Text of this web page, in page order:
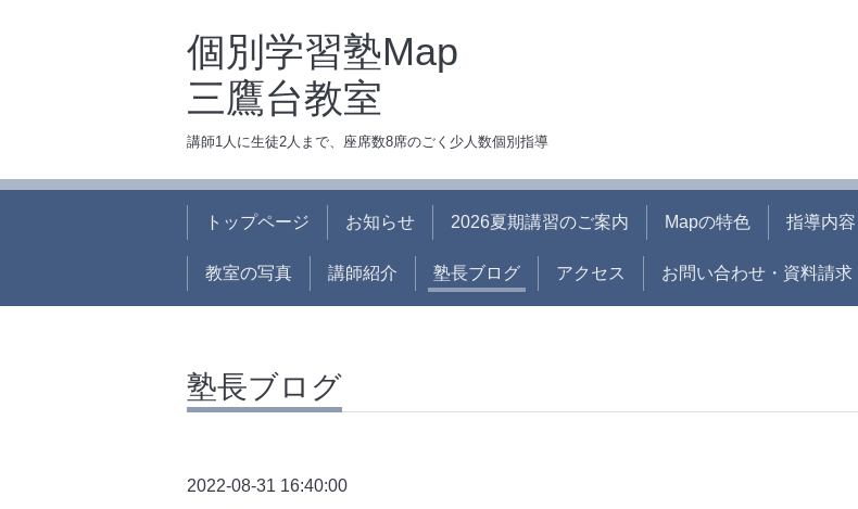
個別学習塾Map
三鷹台教室
講師1人に生徒2人まで、座席数8席のごく少人数個別指導
トップページ お知らせ 2026夏期講習のご案内 Mapの特色 指導内容
教室の写真 講師紹介 塾長ブログ アクセス お問い合わせ・資料請
塾長ブログ
2022-08-31 16:40:00